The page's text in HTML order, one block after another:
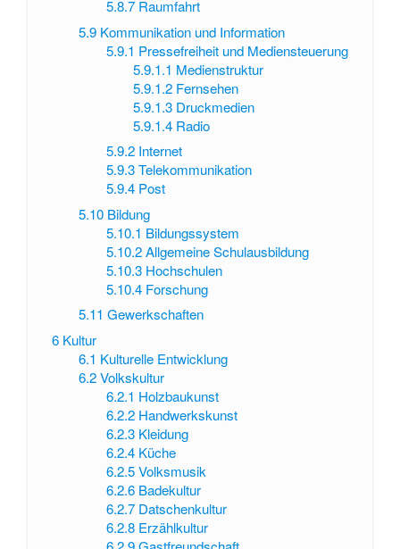
5.8.7 Raumfahrt
5.9 Kommunikation und Information
5.9.1 Pressefreiheit und Mediensteuerung
5.9.1.1 Medienstruktur
5.9.1.2 Fernsehen
5.9.1.3 Druckmedien
5.9.1.4 Radio
5.9.2 Internet
5.9.3 Telekommunikation
5.9.4 Post
5.10 Bildung
5.10.1 Bildungssystem
5.10.2 Allgemeine Schulausbildung
5.10.3 Hochschulen
5.10.4 Forschung
5.11 Gewerkschaften
6 Kultur
6.1 Kulturelle Entwicklung
6.2 Volkskultur
6.2.1 Holzbaukunst
6.2.2 Handwerkskunst
6.2.3 Kleidung
6.2.4 Küche
6.2.5 Volksmusik
6.2.6 Badekultur
6.2.7 Datschenkultur
6.2.8 Erzählkultur